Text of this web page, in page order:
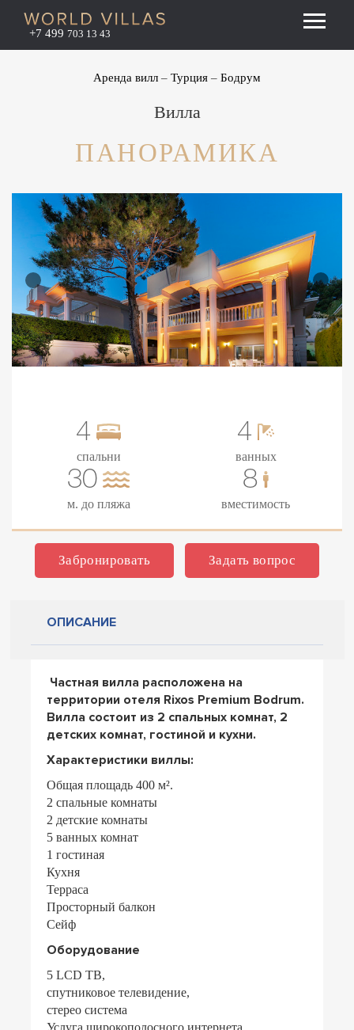
+7 499 703 13 43
Аренда вилл Турция Бодрум
Вилла
ПАНОРАМИКА
4
спальни
4
ванных
30
м. до пляжа
8
вместимость
Забронировать Задать вопрос
ОПИСАНИЕ
Частная вилла расположена на
территории отеля Rixos Premium Bodrum.
Вилла состоит из 2 спальных комнат, 2
детских комнат, гостиной и кухни.
Характеристики виллы:
Общая площадь 400 м².
2 спальные комнаты
2 детские комнаты
5 ванных комнат
1 гостиная
Кухня
Терраса
Просторный балкон
Сейф
Оборудование
5 LCD ТВ,
спутниковое телевидение,
стерео система
Услуга широкополосного интернета